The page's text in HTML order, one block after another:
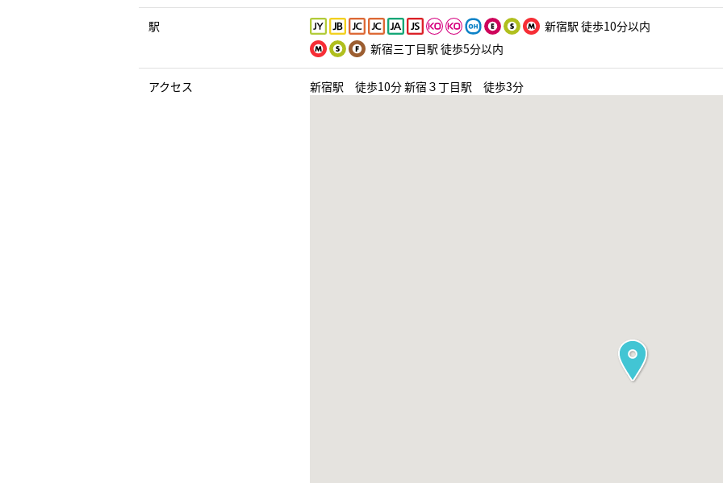
駅
新宿駅 徒歩10分以内
新宿三丁目駅 徒歩5分以内
アクセス 新宿駅 徒歩10分 新宿３丁目駅 徒歩3分